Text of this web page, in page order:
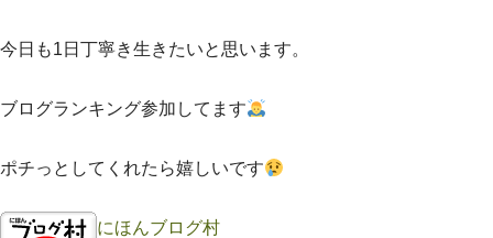
今日も1日丁寧き生きたいと思います。
ブログランキング参加してます
ポチっとしてくれたら嬉しいです
にほんブログ村